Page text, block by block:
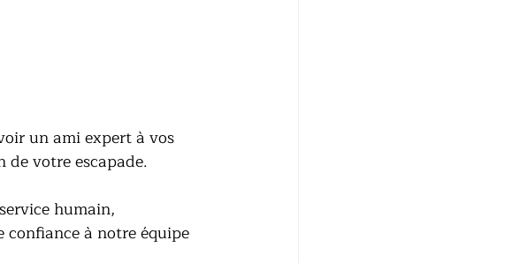
un ami expert à vos
de votre escapade.
humain,
à notre équipe